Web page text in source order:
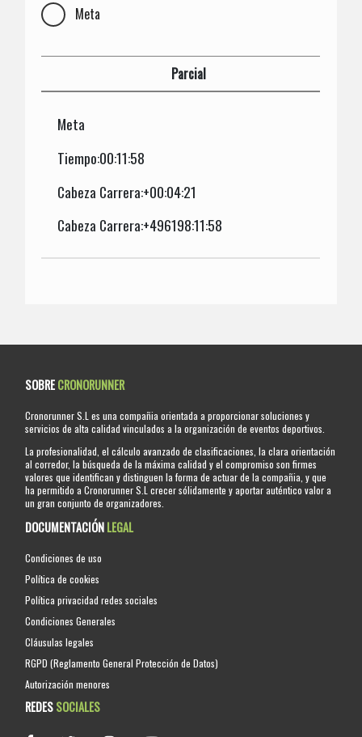
Meta
Parcial
Meta
Tiempo:00:11:58
Cabeza Carrera:+00:04:21
Cabeza Carrera:+496198:11:58
SOBRECRONORUNNER
Cronorunner S.L es una compañia orientada a proporcionar soluciones y
servicios de alta calidad vinculados a la organización de eventos deportivos.
La profesionalidad, el cálculo avanzado de clasificaciones, la clara orientación
al corredor, la búsqueda de la máxima calidad y el compromiso son firmes
valores que identifican y distinguen la forma de actuar de la compañia, y que
ha permitido a Cronorunner S.L crecer sólidamente y aportar auténtico valor a
un gran conjunto de organizadores.
DOCUMENTACIÓNLEGAL
Condiciones de uso
Política de cookies
Política privacidad redes sociales
Condiciones Generales
Cláusulas legales
RGPD (Reglamento General Protección de Datos)
Autorización menores
REDESSOCIALES